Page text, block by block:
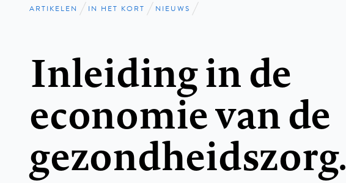
Kruimelpad
ARTIKELEN IN HET KORT NIEUWS
Inleiding in de
economie van de
gezondheidszorg.